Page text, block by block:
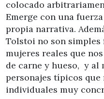
colocado
Emerge con una
propia narrativa.
Tolstoi no son simples
mujeres reales que
de carne y hueso, y al
personajes típicos
individuales muy